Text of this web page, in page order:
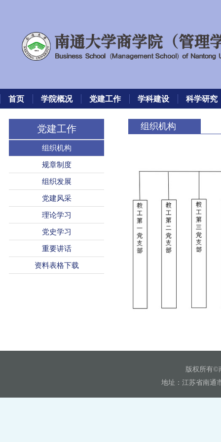
首页 学院概况 党建工作 学科建设 科学研究
党建工作
组织机构
规章制度
组织发展
党建风采
理论学习
党史学习
重要讲话
资料表格下载
组织机构
版权所有©
地址：江苏省南通